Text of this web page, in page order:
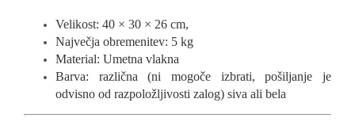
Velikost: 40 × 30 × 26 cm,
Največja obremenitev: 5 kg
Material: Umetna vlakna
Barva: različna (ni mogoče izbrati, pošiljanje je
odvisno od razpoložljivosti zalog) siva ali bela